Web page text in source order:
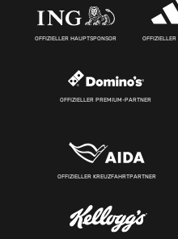
OFFIZIELLER HAUPTSPONSOR OFFIZIELLER
OFFIZIELLER PREMIUM-PARTNER
OFFIZIELLER KREUZFAHRTPARTNER